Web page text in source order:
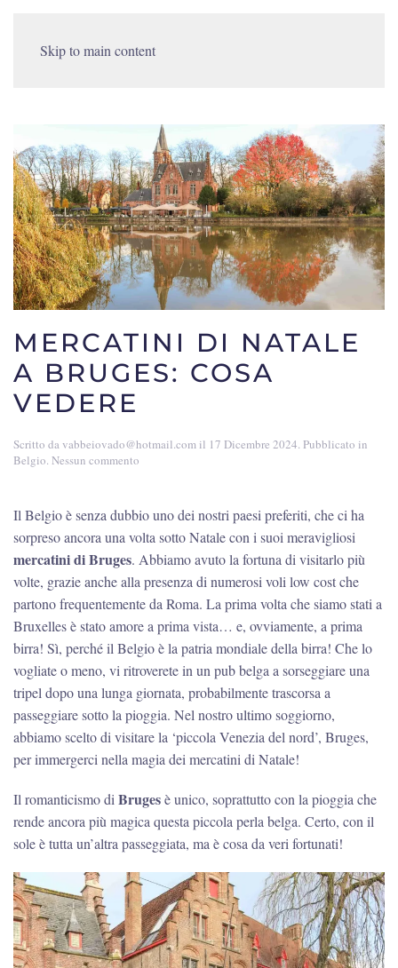
Skip to main content
MERCATINI DI NATALE
A BRUGES: COSA
VEDERE
Scritto davabbeiovado@hotmail.com il 17 Dicembre 2024. Pubblicato in
Belgio. Nessun commento
Natale
a
Bruges:
cosa
Il Belgio è senza dubbio uno dei nostri paesi preferiti, che ci ha
sorpreso ancora una volta sotto Natale con i suoi meravigliosi
mercatini di Bruges. Abbiamo avuto la fortuna di visitarlo più
volte, grazie anche alla presenza di numerosi voli low cost che
partono frequentemente da Roma. La prima volta che siamo stati a
Bruxelles è stato amore a prima vista… e, ovviamente, a prima
birra! Sì, perché il Belgio è la patria mondiale della birra! Che lo
vogliate o meno, vi ritroverete in un pub belga a sorseggiare una
tripel dopo una lunga giornata, probabilmente trascorsa a
passeggiare sotto la pioggia. Nel nostro ultimo soggiorno,
abbiamo scelto di visitare la ‘piccola Venezia del nord’, Bruges,
per immergerci nella magia dei mercatini di Natale!
Il romanticismo di Brugesè unico, soprattutto con la pioggia che
rende ancora più magica questa piccola perla belga. Certo, con il
sole è tutta un’altra passeggiata, ma è cosa da veri fortunati!